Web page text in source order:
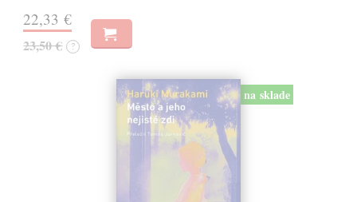
22,33 €
23,50 € ?
na sklade